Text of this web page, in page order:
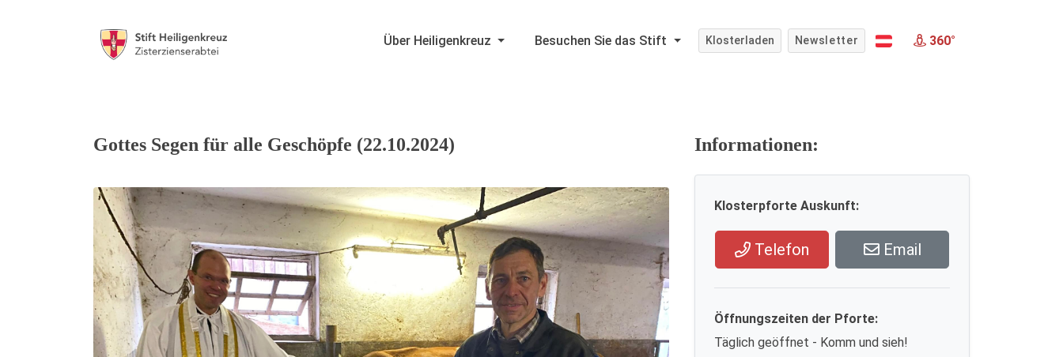
Über Heiligenkreuz Besuchen Sie das Stift Klosterladen Newsletter 360°
Gottes Segen für alle Geschöpfe (22.10.2024) Informationen:
Klosterpforte Auskunft:
Telefon Email
Öffnungszeiten der Pforte:
Täglich geöffnet - Komm und sieh!